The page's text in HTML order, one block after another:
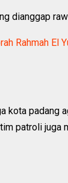
dianggap
Rahmah El
kota padang
patroli juga